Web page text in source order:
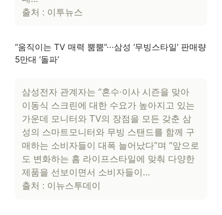
출처 : 이투뉴스
“움직이는 TV 매력 뿜뿜”···삼성 ‘무빙스타일’ 판매량
5만대 ‘돌파’
삼성전자 관계자는 “혼수∙이사 시즌을 맞아
이동식 스크린에 대한 수요가 높아지고 있는
가운데 모니터와 TV의 장점을 모든 갖춘 삼
성의 스마트모니터와 무빙 스탠드를 함께 구
매하는 소비자들이 대폭 늘어났다”며 “앞으로
도 변화하는 홈 라이프스타일에 맞춰 다양한
제품을 선보이면서 소비자들이…
출처 : 이뉴스투데이